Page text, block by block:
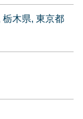
栃木県 東京都